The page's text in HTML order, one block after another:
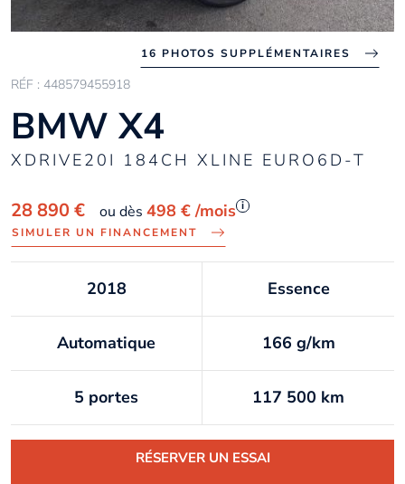
16 PHOTOS SUPPLÉMENTAIRES
RÉF : 448579455918
BMW X4
XDRIVE20I 184CH XLINE EURO6D-T
28 890 € ou dès 498 € /mois i
SIMULER UN FINANCEMENT
2018 Essence
Automatique 166 g/km
5 portes 117 500 km
RÉSERVER UN ESSAI